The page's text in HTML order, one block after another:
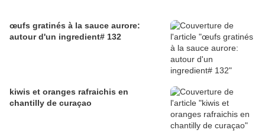
œufs gratinés à la sauce aurore:
autour d'un ingredient# 132
kiwis et oranges rafraichis en
chantilly de curaçao